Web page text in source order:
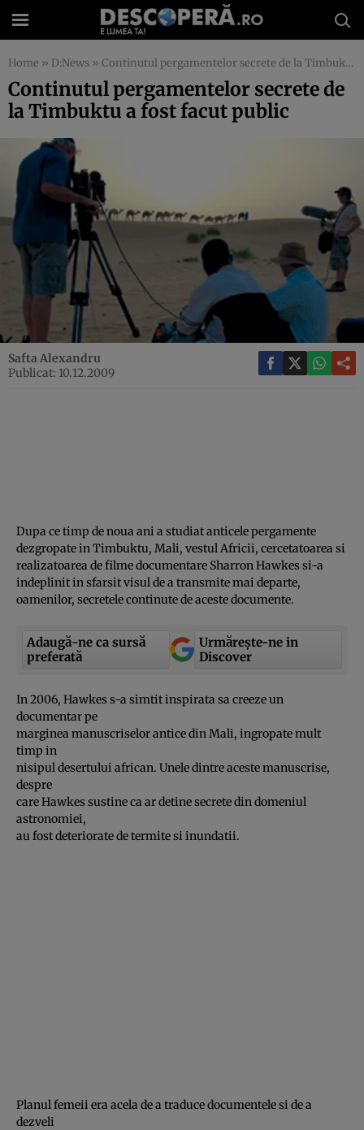
Home » D:News » Continutul pergamentelor secrete de la Timbuktu a fost facut public
Continutul pergamentelor secrete de
la Timbuktu a fost facut public
Safta Alexandru
Publicat: 10.12.2009
Dupa ce timp de noua ani a studiat anticele pergamente
dezgropate in Timbuktu, Mali, vestul Africii, cercetatoarea si
realizatoarea de filme documentare Sharron Hawkes si-a
indeplinit in sfarsit visul de a transmite mai departe,
oamenilor, secretele continute de aceste documente.
Adaugă-ne ca sursă
preferată
Urmărește-ne in
Discover
In 2006, Hawkes s-a simtit inspirata sa creeze un
documentar pe
marginea manuscriselor antice din Mali, ingropate mult
timp in
nisipul desertului african. Unele dintre aceste manuscrise,
despre
care Hawkes sustine ca ar detine secrete din domeniul
astronomiei,
au fost deteriorate de termite si inundatii.
Planul femeii era acela de a traduce documentele si de a
dezveli